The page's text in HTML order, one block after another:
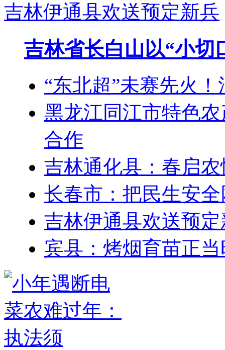
吉林伊通县欢送预定新兵
吉林省长白山以“小切
“东北超”未赛先火
黑龙江同江市特色
合作
吉林通化县：春启
长春市：把民生安
吉林伊通县欢送预
宾县：烤烟育苗正